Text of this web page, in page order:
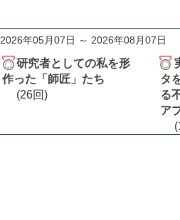
2026年05月07日 ～ 2026年08月07日
研究者としての私を形
作った「師匠」たち
(26回)
タ
る
ア